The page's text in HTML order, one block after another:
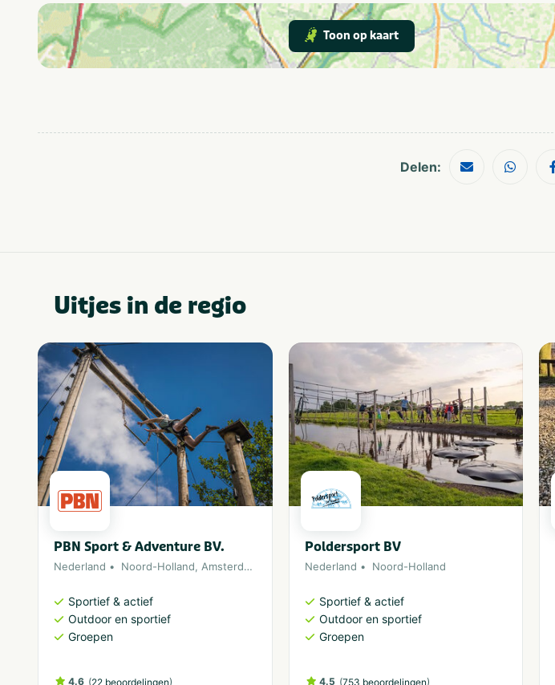
Toon op kaart
Delen:
Uitjes in de regio
PBN Sport & Adventure BV.
Nederland Noord-Holland, Amsterdam
Sportief & actief
Outdoor en sportief
Groepen
4.6 (22 beoordelingen)
Poldersport BV
Nederland Noord-Holland
Sportief & actief
Outdoor en sportief
Groepen
4.5 (753 beoordelingen)